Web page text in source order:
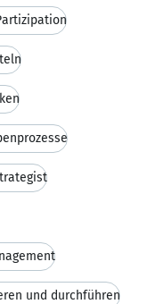
und durchführen